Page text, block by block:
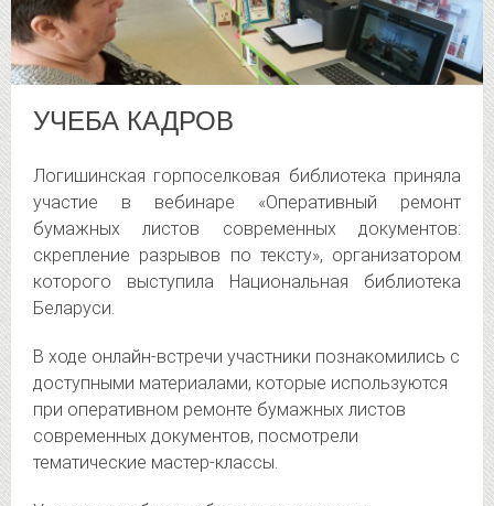
УЧЕБА КАДРОВ
Логишинская горпоселковая библиотека приняла
участие в вебинаре «Оперативный ремонт
бумажных листов современных документов:
скрепление разрывов по тексту», организатором
которого выступила Национальная библиотека
Беларуси.
В ходе онлайн-встречи участники познакомились с
доступными материалами, которые используются
при оперативном ремонте бумажных листов
современных документов, посмотрели
тематические мастер-классы.